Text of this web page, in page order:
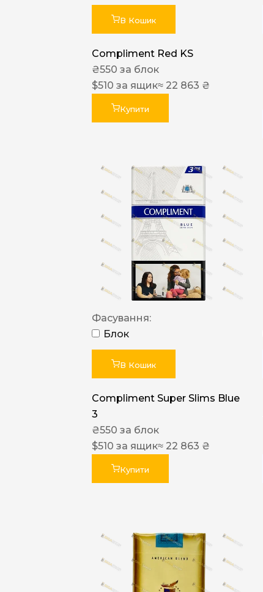
В Кошик
Compliment Red KS
₴550 за блок
$510 за ящик≈ 22 863 ₴
Купити
Фасування:
Блок
В Кошик
Compliment Super Slims Blue
3
₴550 за блок
$510 за ящик≈ 22 863 ₴
Купити